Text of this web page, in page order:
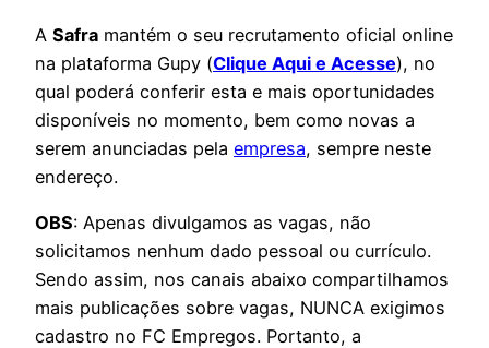
A Safra mantém o seu recrutamento oficial online
na plataforma Gupy (Clique Aqui e Acesse), no
qual poderá conferir esta e mais oportunidades
disponíveis no momento, bem como novas a
serem anunciadas pela empresa, sempre neste
endereço.
OBS: Apenas divulgamos as vagas, não
solicitamos nenhum dado pessoal ou currículo.
Sendo assim, nos canais abaixo compartilhamos
mais publicações sobre vagas, NUNCA exigimos
cadastro no FC Empregos. Portanto, a